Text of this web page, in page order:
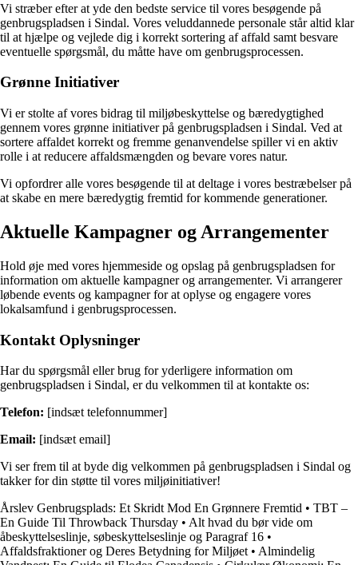
Vi stræber efter at yde den bedste service til vores besøgende på
genbrugspladsen i Sindal. Vores veluddannede personale står altid klar
til at hjælpe og vejlede dig i korrekt sortering af affald samt besvare
eventuelle spørgsmål, du måtte have om genbrugsprocessen.
Grønne Initiativer
Vi er stolte af vores bidrag til miljøbeskyttelse og bæredygtighed
gennem vores grønne initiativer på genbrugspladsen i Sindal. Ved at
sortere affaldet korrekt og fremme genanvendelse spiller vi en aktiv
rolle i at reducere affaldsmængden og bevare vores natur.
Vi opfordrer alle vores besøgende til at deltage i vores bestræbelser på
at skabe en mere bæredygtig fremtid for kommende generationer.
Aktuelle Kampagner og Arrangementer
Hold øje med vores hjemmeside og opslag på genbrugspladsen for
information om aktuelle kampagner og arrangementer. Vi arrangerer
løbende events og kampagner for at oplyse og engagere vores
lokalsamfund i genbrugsprocessen.
Kontakt Oplysninger
Har du spørgsmål eller brug for yderligere information om
genbrugspladsen i Sindal, er du velkommen til at kontakte os:
Telefon: [indsæt telefonnummer]
Email: [indsæt email]
Vi ser frem til at byde dig velkommen på genbrugspladsen i Sindal og
takker for din støtte til vores miljøinitiativer!
Årslev Genbrugsplads: Et Skridt Mod En Grønnere Fremtid • TBT –
En Guide Til Throwback Thursday • Alt hvad du bør vide om
åbeskyttelseslinje, søbeskyttelseslinje og Paragraf 16 •
Affaldsfraktioner og Deres Betydning for Miljøet• Almindelig